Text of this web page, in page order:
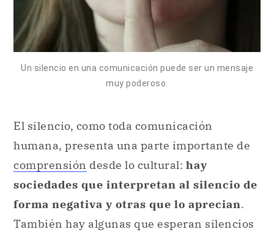
Un silencio en una comunicación puede ser un mensaje
muy poderoso.
El silencio, como toda comunicación
humana, presenta una parte importante de
comprensión desde lo cultural: hay
sociedades que interpretan al silencio de
forma negativa y otras que lo aprecian.
También hay algunas que esperan silencios